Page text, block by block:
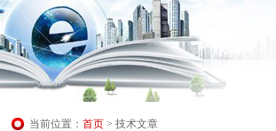
当前位置： 首页 > 技术文章